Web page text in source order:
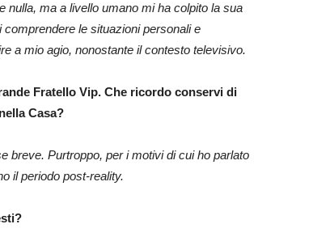
nulla, ma a livello umano mi ha colpito la sua
le situazioni personali e
a mio agio, nonostante il contesto televisivo.
Fratello Vip. Che ricordo conservi di
Casa?
breve. Purtroppo, per i motivi di cui ho parlato
il periodo post-reality.